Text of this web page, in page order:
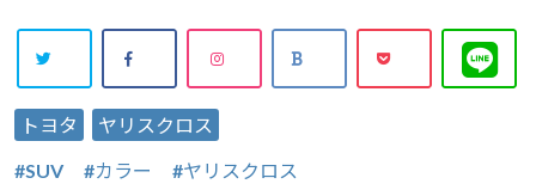
トヨタ
ヤリスクロス
SUV
カラー ヤリスクロス